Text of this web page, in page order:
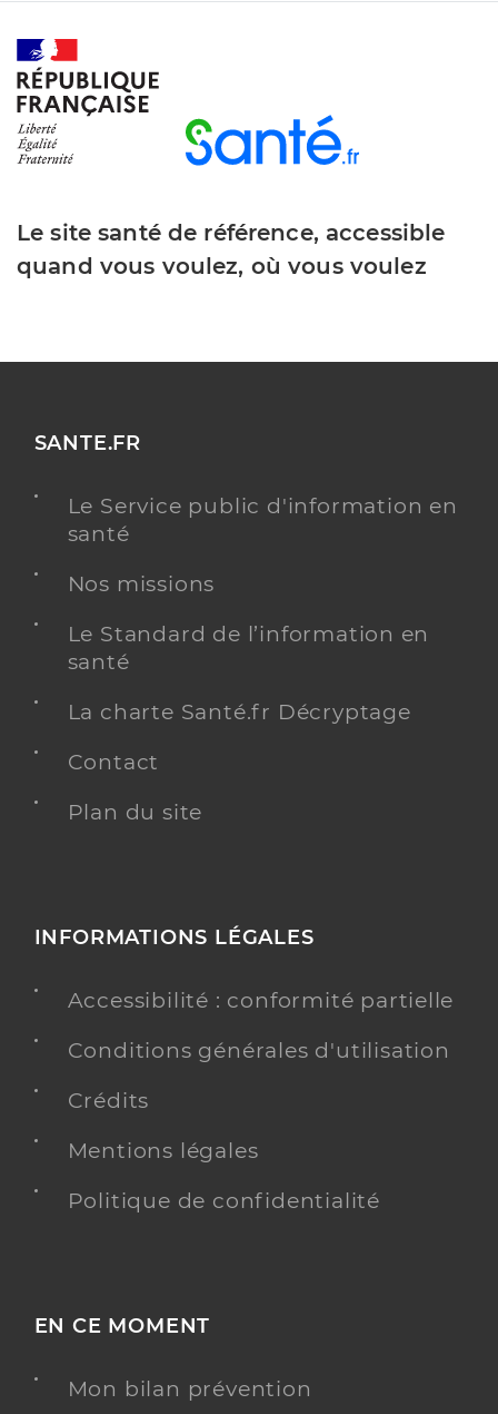
Le site santé de référence, accessible
quand vous voulez, où vous voulez
SANTE.FR
Le Service public d'information en
santé
Nos missions
Le Standard de l’information en
santé
La charte Santé.fr Décryptage
Contact
Plan du site
INFORMATIONS LÉGALES
Accessibilité : conformité partielle
Conditions générales d'utilisation
Crédits
Mentions légales
Politique de confidentialité
EN CE MOMENT
Mon bilan prévention